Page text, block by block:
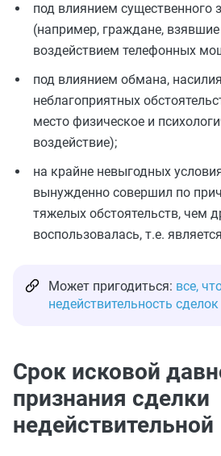
под влиянием существенного
(например, граждане,
воздействием телефонных
под влиянием обмана,
неблагоприятных
место физическое и
воздействие);
на крайне невыгодных
вынужденно совершил по
тяжелых обстоятельств, чем
воспользовалась, т.е.
Может пригодиться: все,
недействительность сделок
Срок исковой
признания сделки
недействительной